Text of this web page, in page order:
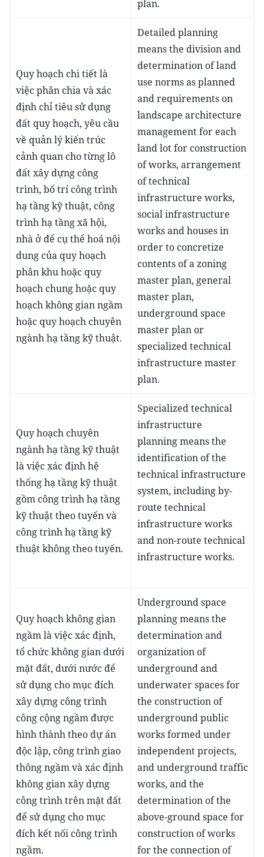
plan.
Quy hoạch chi tiết là
việc phân chia và xác
định chỉ tiêu sử dụng
đất quy hoạch, yêu cầu
về quản lý kiến trúc
cảnh quan cho từng lô
đất xây dựng công
trình, bố trí công trình
hạ tầng kỹ thuật, công
trình hạ tầng xã hội,
nhà ở để cụ thể hoá nội
dung của quy hoạch
phân khu hoặc quy
hoạch chung hoặc quy
hoạch không gian ngầm
hoặc quy hoạch chuyên
ngành hạ tầng kỹ thuật.
Detailed planning
means the division and
determination of land
use norms as planned
and requirements on
landscape architecture
management for each
land lot for construction
of works, arrangement
of technical
infrastructure works,
social infrastructure
works and houses in
order to concretize
contents of a zoning
master plan, general
master plan,
underground space
master plan or
specialized technical
infrastructure master
plan.
Quy hoạch chuyên
ngành hạ tầng kỹ thuật
là việc xác định hệ
thống hạ tầng kỹ thuật
gồm công trình hạ tầng
kỹ thuật theo tuyến và
công trình hạ tầng kỹ
thuật không theo tuyến.
Specialized technical
infrastructure
planning means the
identification of the
technical infrastructure
system, including by-
route technical
infrastructure works
and non-route technical
infrastructure works.
Quy hoạch không gian
ngầm là việc xác định,
tổ chức không gian dưới
mặt đất, dưới nước để
sử dụng cho mục đích
xây dựng công trình
công cộng ngầm được
hình thành theo dự án
độc lập, công trình giao
thông ngầm và xác định
không gian xây dựng
công trình trên mặt đất
để sử dụng cho mục
đích kết nối công trình
ngầm.
Underground space
planning means the
determination and
organization of
underground and
underwater spaces for
the construction of
underground public
works formed under
independent projects,
and underground traffic
works, and the
determination of the
above-ground space for
construction of works
for the connection of